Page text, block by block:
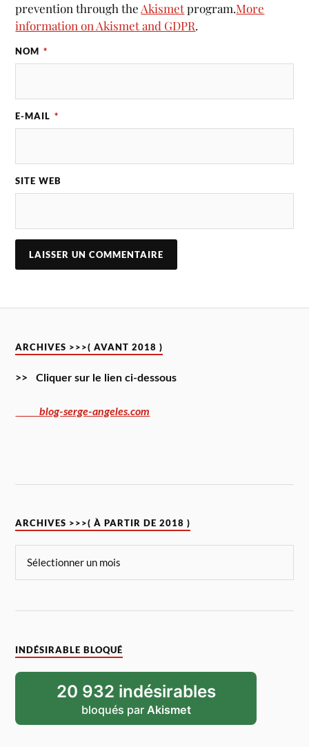
prevention through the Akismetprogram.More
information on Akismet and GDPR.
NOM *
E-MAIL *
SITE WEB
ARCHIVES >>>( AVANT 2018 )
>> Cliquer sur le lien ci-dessous
blog-serge-angeles.com
ARCHIVES >>>( À PARTIR DE 2018 )
INDÉSIRABLE BLOQUÉ
20 932 indésirables
bloqués par Akismet